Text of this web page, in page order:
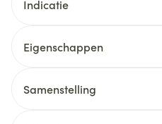
Indicatie
Eigenschappen
Samenstelling